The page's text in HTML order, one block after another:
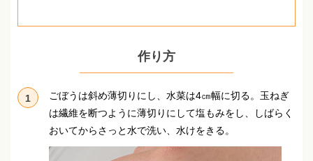
作り方
1 ごぼうは斜め薄切りにし、水菜は4㎝幅に切る。 玉ねぎ
は繊維を断つように薄切りにして塩もみをし、しばらく
おいてからさっと水で洗い、水けをきる。